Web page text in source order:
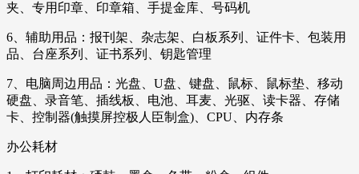
夹、专用印章、印章箱、手提金库、号码机
6、辅助用品：报刊架、杂志架、白板系列、证件卡、包装用
品、台座系列、证书系列、钥匙管理
7、电脑周边用品：光盘、U盘、键盘、鼠标、鼠标垫、移动
硬盘、录音笔、插线板、电池、耳麦、光驱、读卡器、存储
卡、控制器(触摸屏控极人臣制盒)、CPU、内存条
办公耗材